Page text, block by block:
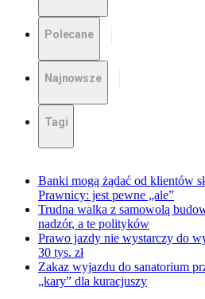
Polecane
Najnowsze
Tagi
Banki mogą żądać od klientów
Prawnicy: jest pewne „ale”
Trudna walka z samowolą
nadzór, a te polityków
Prawo jazdy nie wystarczy do
30 tys. zł
Zakaz wyjazdu do sanatorium
„kary” dla kuracjuszy